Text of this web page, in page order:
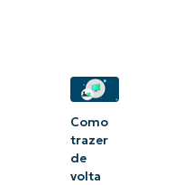
Como
trazer
de
volta